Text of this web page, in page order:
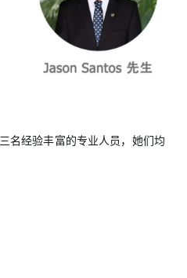
名经验丰富的专业人员，她们均